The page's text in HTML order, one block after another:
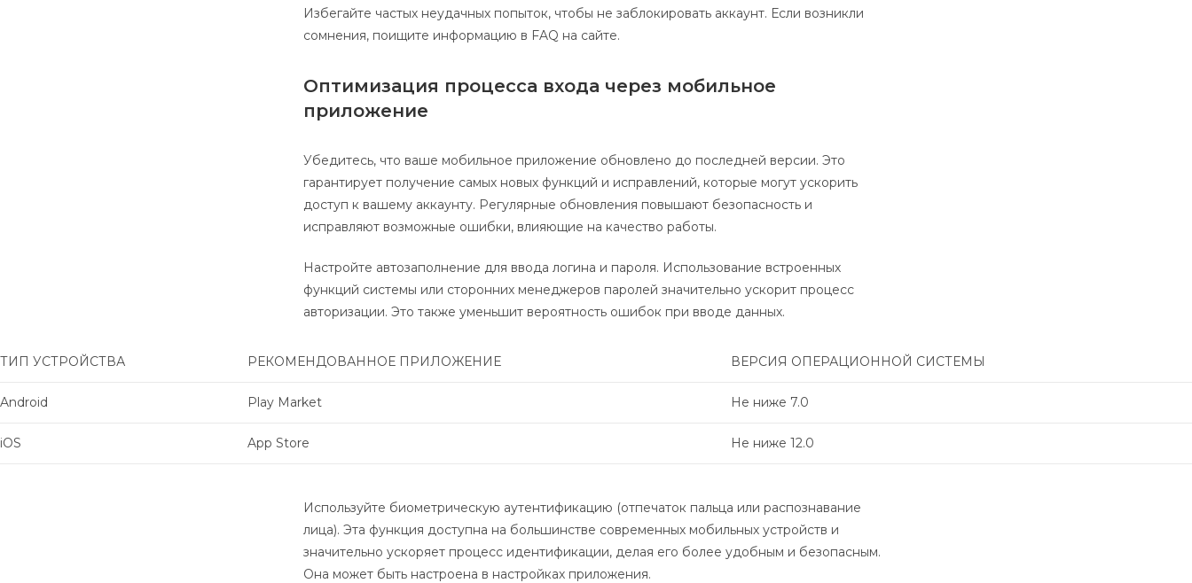
Избегайте частых неудачных попыток, чтобы не заблокировать аккаунт. Если возникли
сомнения, поищите информацию в FAQ на сайте.
Оптимизация процесса входа через мобильное
приложение
Убедитесь, что ваше мобильное приложение обновлено до последней версии. Это
гарантирует получение самых новых функций и исправлений, которые могут ускорить
доступ к вашему аккаунту. Регулярные обновления повышают безопасность и
исправляют возможные ошибки, влияющие на качество работы.
Настройте автозаполнение для ввода логина и пароля. Использование встроенных
функций системы или сторонних менеджеров паролей значительно ускорит процесс
авторизации. Это также уменьшит вероятность ошибок при вводе данных.
ТИП УСТРОЙСТВА РЕКОМЕНДОВАННОЕ ПРИЛОЖЕНИЕ ВЕРСИЯ ОПЕРАЦИОННОЙ СИСТЕМЫ
Android Play Market Не ниже 7.0
iOS App Store Не ниже 12.0
Используйте биометрическую аутентификацию (отпечаток пальца или распознавание
лица). Эта функция доступна на большинстве современных мобильных устройств и
значительно ускоряет процесс идентификации, делая его более удобным и безопасным.
Она может быть настроена в настройках приложения.